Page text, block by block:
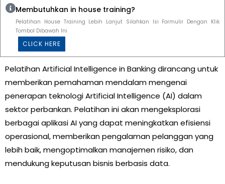
Membutuhkan in house training?
Pelatihan House Training Lebih Lanjut Silahkan Isi Formulir Dengan Klik
Tombol Dibawah Ini
CLICK HERE
Pelatihan Artificial Intelligence in Banking dirancang untuk
memberikan pemahaman mendalam mengenai
penerapan teknologi Artificial Intelligence (AI) dalam
sektor perbankan. Pelatihan ini akan mengeksplorasi
berbagai aplikasi AI yang dapat meningkatkan efisiensi
operasional, memberikan pengalaman pelanggan yang
lebih baik, mengoptimalkan manajemen risiko, dan
mendukung keputusan bisnis berbasis data.